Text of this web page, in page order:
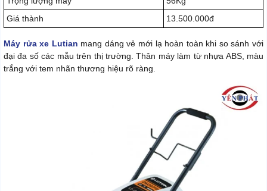
Giá thành
13.500.000đ
Máy rửa xe Lutian mang dáng vẻ mới lạ hoàn toàn khi so sánh với
đại đa số các mẫu trên thị trường. Thân máy làm từ nhựa ABS, màu
trắng với tem nhãn thương hiệu rõ ràng.